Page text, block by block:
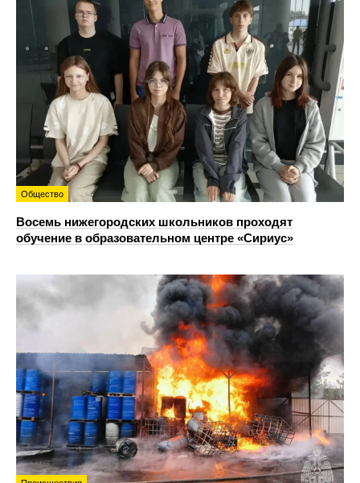
Общество
Восемь нижегородских школьников проходят
обучение в образовательном центре «Сириус»